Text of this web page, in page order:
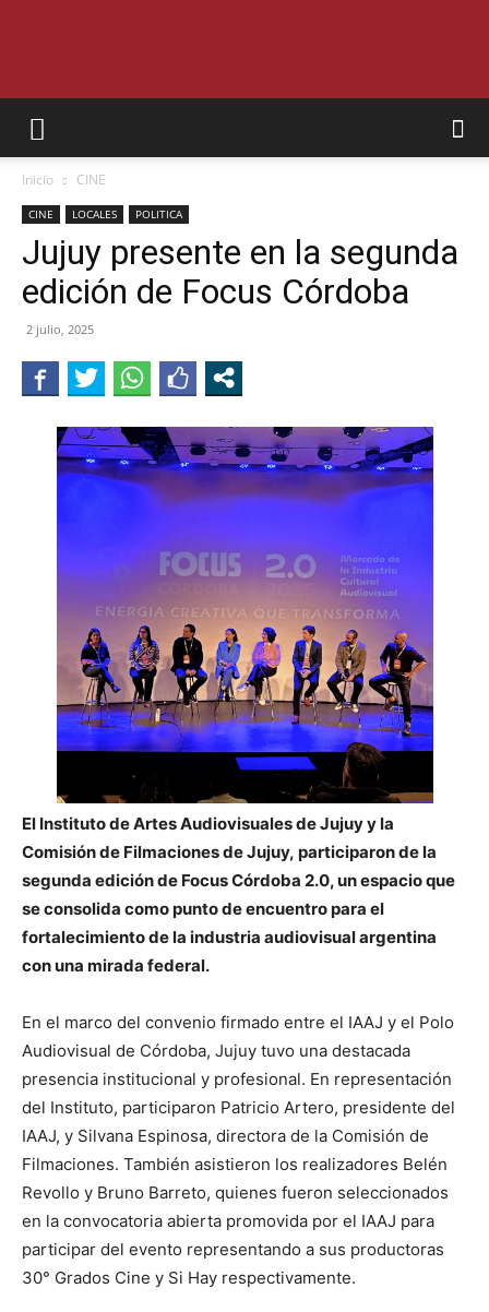
SEMANARIO
JUJUY
Inicio CINE
CINE LOCALES POLITICA
Jujuy presente en la segunda
edición de Focus Córdoba
2 julio, 2025
El Instituto de Artes Audiovisuales de Jujuy y la
Comisión de Filmaciones de Jujuy, participaron de la
segunda edición de Focus Córdoba 2.0, un espacio que
se consolida como punto de encuentro para el
fortalecimiento de la industria audiovisual argentina
con una mirada federal.
En el marco del convenio firmado entre el IAAJ y el Polo
Audiovisual de Córdoba, Jujuy tuvo una destacada
presencia institucional y profesional. En representación
del Instituto, participaron Patricio Artero, presidente del
IAAJ, y Silvana Espinosa, directora de la Comisión de
Filmaciones. También asistieron los realizadores Belén
Revollo y Bruno Barreto, quienes fueron seleccionados
en la convocatoria abierta promovida por el IAAJ para
participar del evento representando a sus productoras
30° Grados Cine y Si Hay respectivamente.